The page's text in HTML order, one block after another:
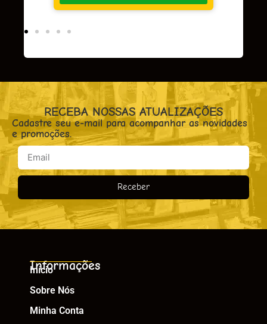
RECEBA NOSSAS ATUALIZAÇÕES
Cadastre seu e-mail para acompanhar as novidades
e promoções.
Receber
Informações
Início
Sobre Nós
Minha Conta